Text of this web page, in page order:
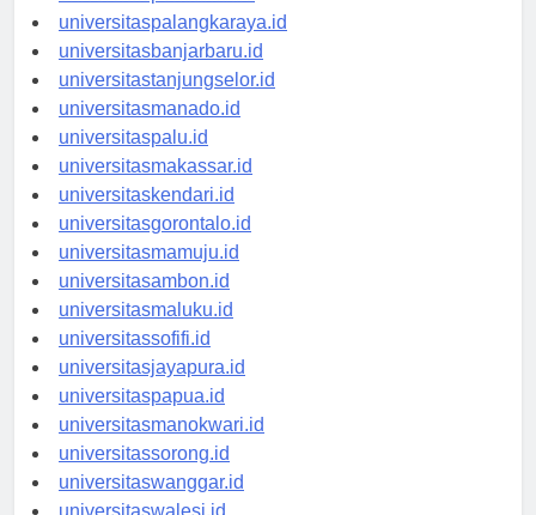
universitaspontianak.id
universitaspalangkaraya.id
universitasbanjarbaru.id
universitastanjungselor.id
universitasmanado.id
universitaspalu.id
universitasmakassar.id
universitaskendari.id
universitasgorontalo.id
universitasmamuju.id
universitasambon.id
universitasmaluku.id
universitassofifi.id
universitasjayapura.id
universitaspapua.id
universitasmanokwari.id
universitassorong.id
universitaswanggar.id